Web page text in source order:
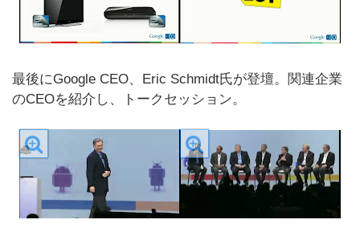
最後にGoogle CEO、Eric Schmidt氏が登壇。関連企業
のCEOを紹介し、トークセッション。